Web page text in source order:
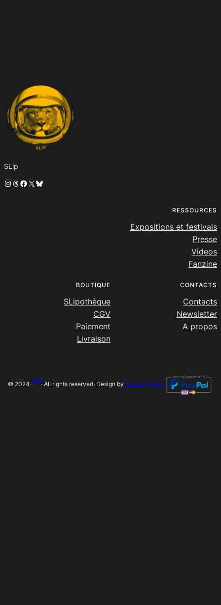
SLip
Instagram
Threads
Facebook
X Bluesky
RESSOURCES
Expositions et festivals
Presse
Videos
Fanzine
BOUTIQUE
SLipothèque
CGV
Paiement
Livraison
CONTACTS
Contacts
Newsletter
A propos
© 2024 ·
SLip
· All rights reserved· Design by Damien Salort